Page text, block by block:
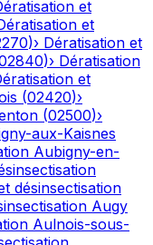
et
et
)› Dératisation et
)› Dératisation
et
(02420)›
(02500)›
aux-Kaisnes
Aubigny-en-
désinsectisation
Augy
Aulnois-sous-